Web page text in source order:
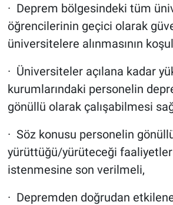
· Deprem bölgesindeki tüm
öğrencilerinin geçici olarak
üniversitelere alınmasının
· Üniversiteler açılana kadar
kurumlarındaki personelin
gönüllü olarak çalışabilmesi
· Söz konusu personelin
yürüttüğü/yürüteceği faaliyetler
istenmesine son verilmeli,
· Depremden doğrudan